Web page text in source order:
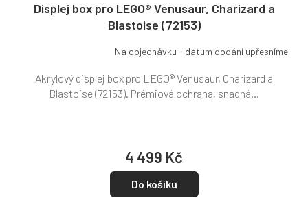
Displej box pro LEGO® Venusaur, Charizard a
Blastoise (72153)
Na objednávku - datum dodání upřesníme
4 499 Kč
Do košíku
Akrylový displej box pro LEGO® Venusaur, Charizard a
Blastoise (72153). Prémiová ochrana, snadná...